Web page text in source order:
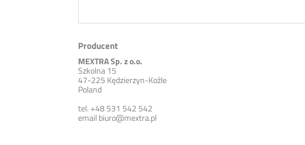
Producent
MEXTRA Sp. z o.o.
Szkolna 15
47-225 Kędzierzyn-Koźle
Poland
tel. +48 531 542 542
email biuro@mextra.pl